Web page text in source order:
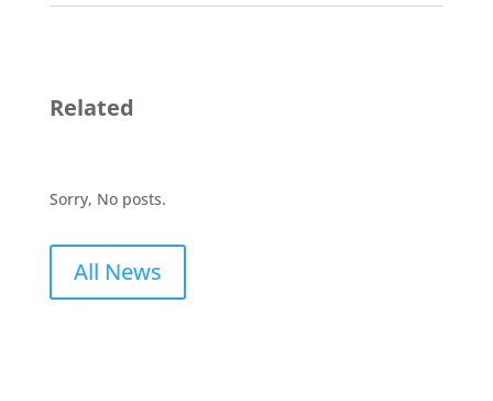
Related
Sorry, No posts.
All News